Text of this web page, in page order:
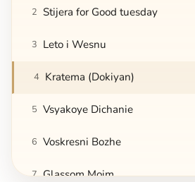
2 Stijera for Good tuesday
3 Leto i Wesnu
4 Kratema (Dokiyan)
5 Vsyakoye Dichanie
6 Voskresni Bozhe
7 Glassom Moim